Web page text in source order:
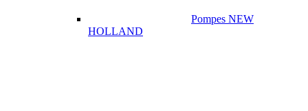
Pompes NEW
HOLLAND